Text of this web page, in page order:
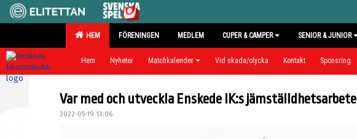
HEM FÖRENINGEN MEDLEM CUPER & CAMPER SENIOR & JUNIOR
Hem Nyheter Matchkalender Vid skada/olycka Kontakt Sponsring
Var med och utveckla Enskede IK:s jämställdhetsarbete
2022-05-19 13:06